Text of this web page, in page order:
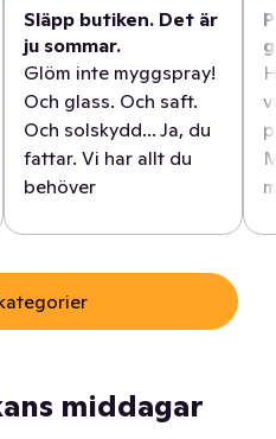
Släpp butiken. Det är
ju sommar.
Glöm inte myggspray!
Och glass. Och saft.
Och solskydd... Ja, du
fattar. Vi har allt du
behöver
middagar